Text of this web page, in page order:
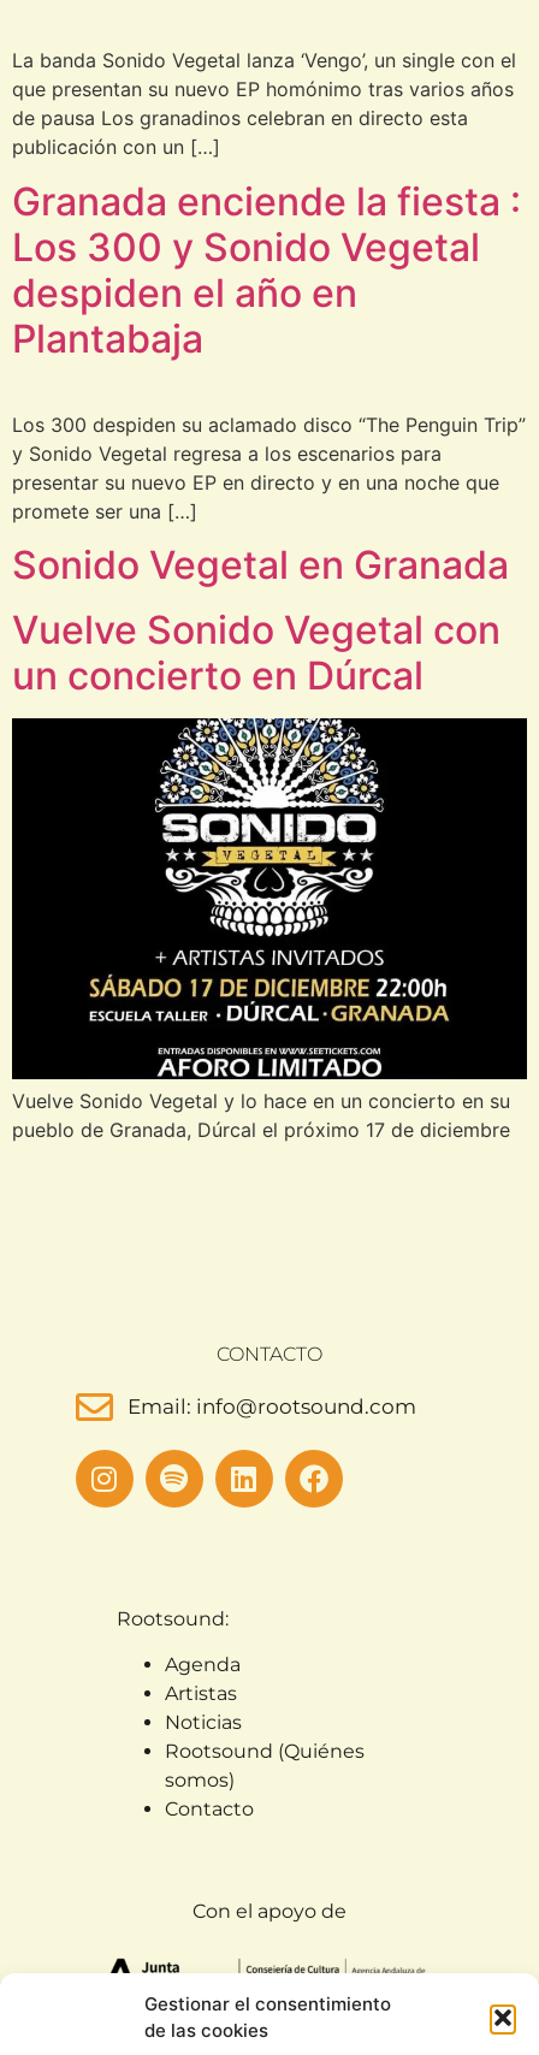
Gestionar el consentimiento
de las cookies
La banda Sonido Vegetal lanza ‘Vengo’, un single con el
que presentan su nuevo EP homónimo tras varios años
de pausa Los granadinos celebran en directo esta
publicación con un […]
Granada enciende la fiesta :
Los 300 y Sonido Vegetal
despiden el año en
Plantabaja
Los 300 despiden su aclamado disco “The Penguin Trip”
y Sonido Vegetal regresa a los escenarios para
presentar su nuevo EP en directo y en una noche que
promete ser una […]
Sonido Vegetal en Granada
Vuelve Sonido Vegetal con
un concierto en Dúrcal
Vuelve Sonido Vegetal y lo hace en un concierto en su
pueblo de Granada, Dúrcal el próximo 17 de diciembre
CONTACTO
Email: info@rootsound.com
Rootsound:
Agenda
Artistas
Noticias
Rootsound (Quiénes
somos)
Contacto
Con el apoyo de